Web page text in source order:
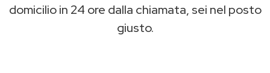
domicilio in 24 ore dalla chiamata, sei nel posto
giusto.